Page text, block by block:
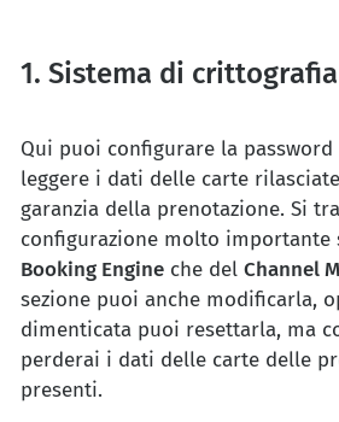
1. Sistema di crittografia
Qui puoi configurare la
leggere i dati delle carte
garanzia della prenotazione. Si
configurazione molto importante
Booking Engine che del Channel
sezione puoi anche modificarla,
dimenticata puoi resettarla, ma
perderai i dati delle carte delle
presenti.